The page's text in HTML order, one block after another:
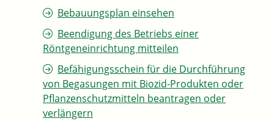
Bebauungsplan einsehen
Beendigung des Betriebs einer
Röntgeneinrichtung mitteilen
Befähigungsschein für die Durchführung
von Begasungen mit Biozid-Produkten oder
Pflanzenschutzmitteln beantragen oder
verlängern